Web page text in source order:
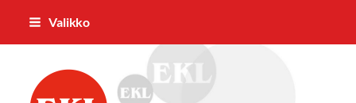
Siirry
Valikko